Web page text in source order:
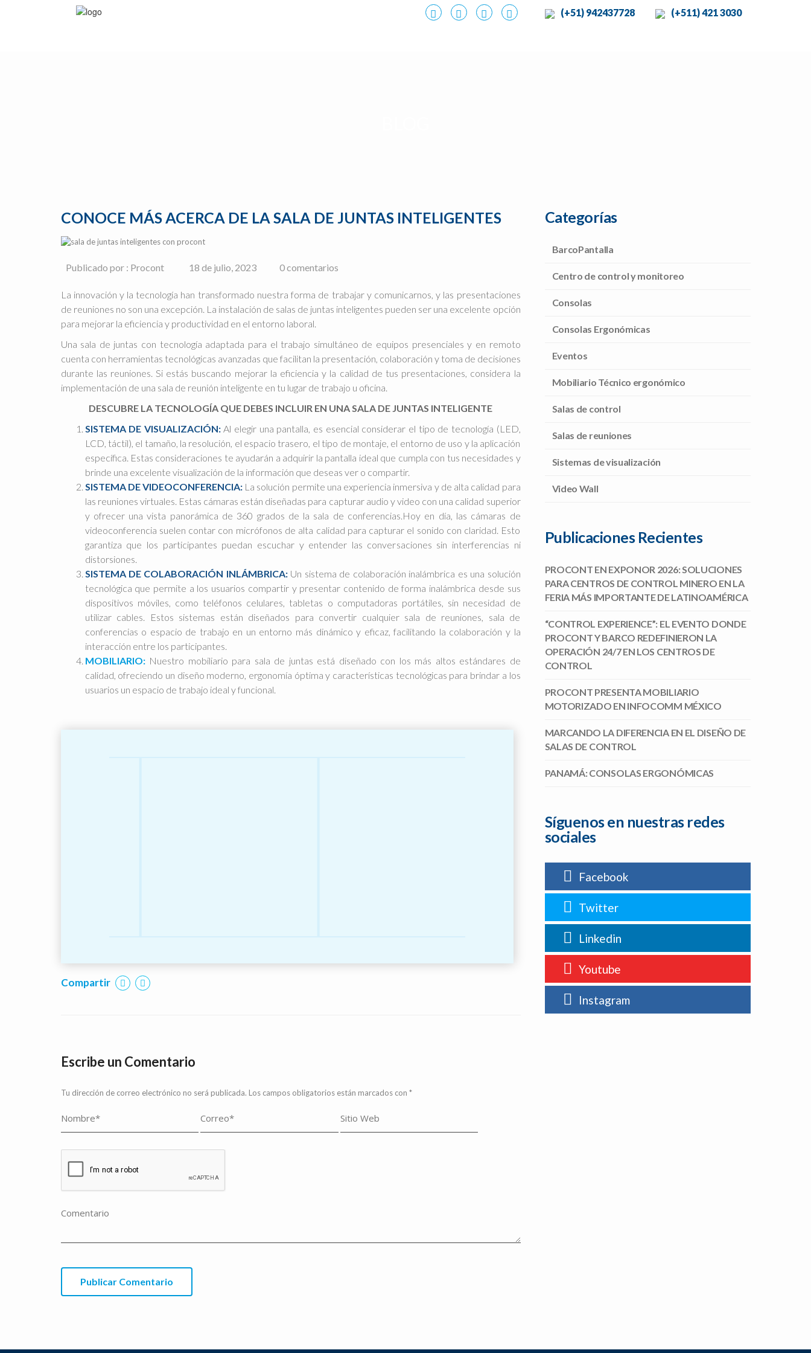
(+51) 942437728 (+511) 421 3030
CONOCE MÁS ACERCA DE LA SALA DE JUNTAS INTELIGENTES
Publicado por : Procont 18 de julio, 2023 0 comentarios
La innovación y la tecnología han transformado nuestra forma de trabajar y comunicarnos, y las presentaciones
de reuniones no son una excepción. La instalación de salas de juntas inteligentes pueden ser una excelente opción
para mejorar la eficiencia y productividad en el entorno laboral.
Una sala de juntas con tecnología adaptada para el trabajo simultáneo de equipos presenciales y en remoto
cuenta con herramientas tecnológicas avanzadas que facilitan la presentación, colaboración y toma de decisiones
durante las reuniones. Si estás buscando mejorar la eficiencia y la calidad de tus presentaciones, considera la
implementación de una sala de reunión inteligente en tu lugar de trabajo u oficina.
DESCUBRE LA TECNOLOGÍA QUE DEBES INCLUIR EN UNA SALA DE JUNTAS INTELIGENTE
SISTEMA DE VISUALIZACIÓN: Al elegir una pantalla, es esencial considerar el tipo de tecnología (LED,
LCD, táctil), el tamaño, la resolución, el espacio trasero, el tipo de montaje, el entorno de uso y la aplicación
específica. Estas consideraciones te ayudarán a adquirir la pantalla ideal que cumpla con tus necesidades y
brinde una excelente visualización de la información que deseas ver o compartir.
SISTEMA DE VIDEOCONFERENCIA: La solución permite una experiencia inmersiva y de alta calidad para
las reuniones virtuales. Estas cámaras están diseñadas para capturar audio y video con una calidad superior
y ofrecer una vista panorámica de 360 grados de la sala de conferencias.Hoy en día, las cámaras de
videoconferencia suelen contar con micrófonos de alta calidad para capturar el sonido con claridad. Esto
garantiza que los participantes puedan escuchar y entender las conversaciones sin interferencias ni
distorsiones.
SISTEMA DE COLABORACIÓN INLÁMBRICA:Un sistema de colaboración inalámbrica es una solución
tecnológica que permite a los usuarios compartir y presentar contenido de forma inalámbrica desde sus
dispositivos móviles, como teléfonos celulares, tabletas o computadoras portátiles, sin necesidad de
utilizar cables. Estos sistemas están diseñados para convertir cualquier sala de reuniones, sala de
conferencias o espacio de trabajo en un entorno más dinámico y eficaz, facilitando la colaboración y la
interacción entre los participantes.
MOBILIARIO: Nuestro mobiliario para sala de juntas está diseñado con los más altos estándares de
calidad, ofreciendo un diseño moderno, ergonomía óptima y características tecnológicas para brindar a los
usuarios un espacio de trabajo ideal y funcional.
Compartir
Escribe un Comentario
Tu dirección de correo electrónico no será publicada. Los campos obligatorios están marcados con *
Categorías
BarcoPantalla
Centro de control y monitoreo
Consolas
Consolas Ergonómicas
Eventos
Mobiliario Técnico ergonómico
Salas de control
Salas de reuniones
Sistemas de visualización
Video Wall
Publicaciones Recientes
PROCONT EN EXPONOR 2026: SOLUCIONES
PARA CENTROS DE CONTROL MINERO EN LA
FERIA MÁS IMPORTANTE DE LATINOAMÉRICA
“CONTROL EXPERIENCE”: EL EVENTO DONDE
PROCONT Y BARCO REDEFINIERON LA
OPERACIÓN 24/7 EN LOS CENTROS DE
CONTROL
PROCONT PRESENTA MOBILIARIO
MOTORIZADO EN INFOCOMM MÉXICO
MARCANDO LA DIFERENCIA EN EL DISEÑO DE
SALAS DE CONTROL
PANAMÁ: CONSOLAS ERGONÓMICAS
Síguenos en nuestras redes
sociales
Facebook
Twitter
Linkedin
Youtube
Instagram